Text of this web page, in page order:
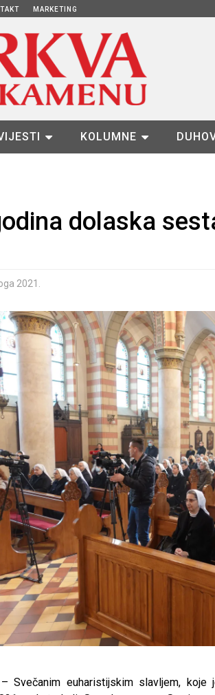
MARKETING
KOLUMNE
dolaska
2021.
– Svečanim euharistijskim slavljem,